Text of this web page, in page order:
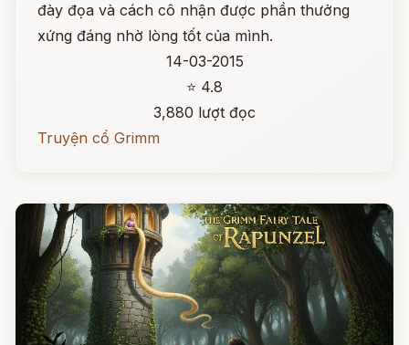
đày đọa và cách cô nhận được phần thưởng
xứng đáng nhờ lòng tốt của mình.
14-03-2015
⭐ 4.8
3,880 lượt đọc
Truyện cổ Grimm